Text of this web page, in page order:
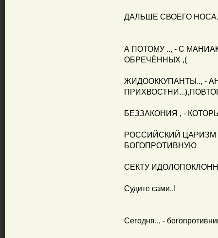
ДАЛЬШЕ СВОЕГО
А ПОТОМУ .., - С
ОБРЕЧЁННЫХ ,(
ЖИДООККУПАНТЫ.., -
БЕЗЗАКОНИЯ , -
РОССИЙСКИЙ ЦАРИЗМ
БОГОПРОТИВНУЮ
СЕКТУ
Судите сами..!
Сегодня.., -